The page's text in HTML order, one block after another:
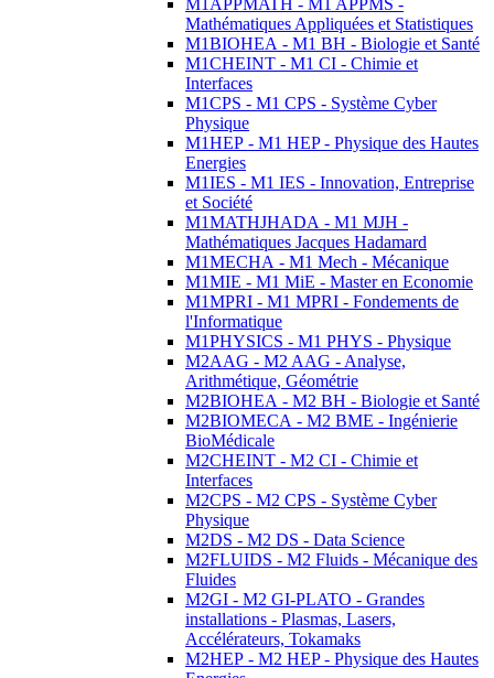
M1APPMATH - M1 APPMS -
Mathématiques Appliquées et Statistiques
M1BIOHEA - M1 BH - Biologie et Santé
M1CHEINT - M1 CI - Chimie et
Interfaces
M1CPS - M1 CPS - Système Cyber
Physique
M1HEP - M1 HEP - Physique des Hautes
Energies
M1IES - M1 IES - Innovation, Entreprise
et Société
M1MATHJHADA - M1 MJH -
Mathématiques Jacques Hadamard
M1MECHA - M1 Mech - Mécanique
M1MIE - M1 MiE - Master en Economie
M1MPRI - M1 MPRI - Fondements de
l'Informatique
M1PHYSICS - M1 PHYS - Physique
M2AAG - M2 AAG - Analyse,
Arithmétique, Géométrie
M2BIOHEA - M2 BH - Biologie et Santé
M2BIOMECA - M2 BME - Ingénierie
BioMédicale
M2CHEINT - M2 CI - Chimie et
Interfaces
M2CPS - M2 CPS - Système Cyber
Physique
M2DS - M2 DS - Data Science
M2FLUIDS - M2 Fluids - Mécanique des
Fluides
M2GI - M2 GI-PLATO - Grandes
installations - Plasmas, Lasers,
Accélérateurs, Tokamaks
M2HEP - M2 HEP - Physique des Hautes